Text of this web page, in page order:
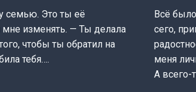
семью. Это ты её
мне изменять. — Ты делала
чтобы ты обратил на
тебя….
Всё
сего,
меня
А всего-